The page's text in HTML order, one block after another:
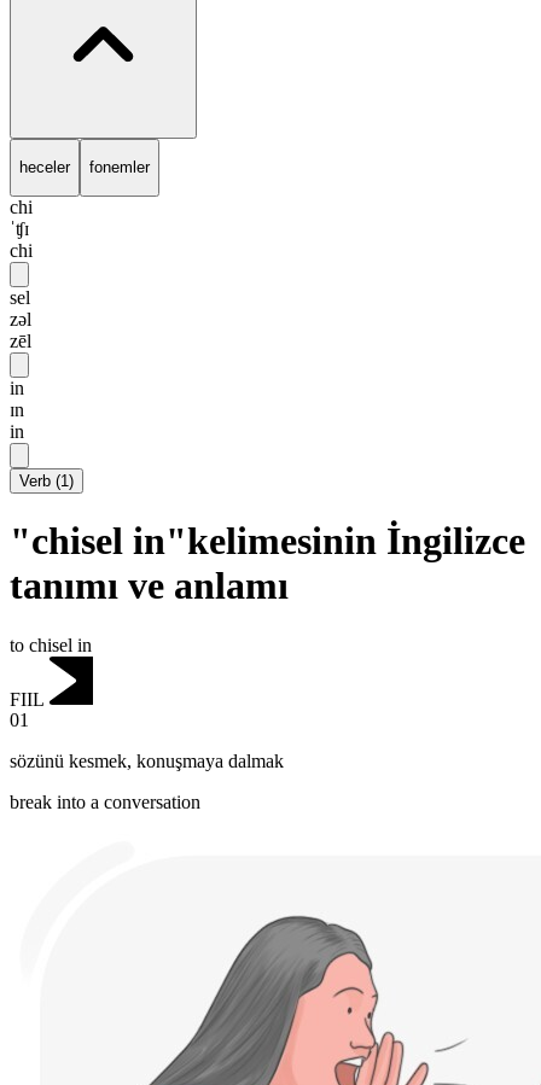
heceler fonemler
chi
ˈʧɪ
chi
sel
zəl
zēl
in
ɪn
in
Verb (1)
"chisel in"kelimesinin İngilizce
tanımı ve anlamı
to chisel in
FIIL
01
sözünü kesmek, konuşmaya dalmak
break into a conversation